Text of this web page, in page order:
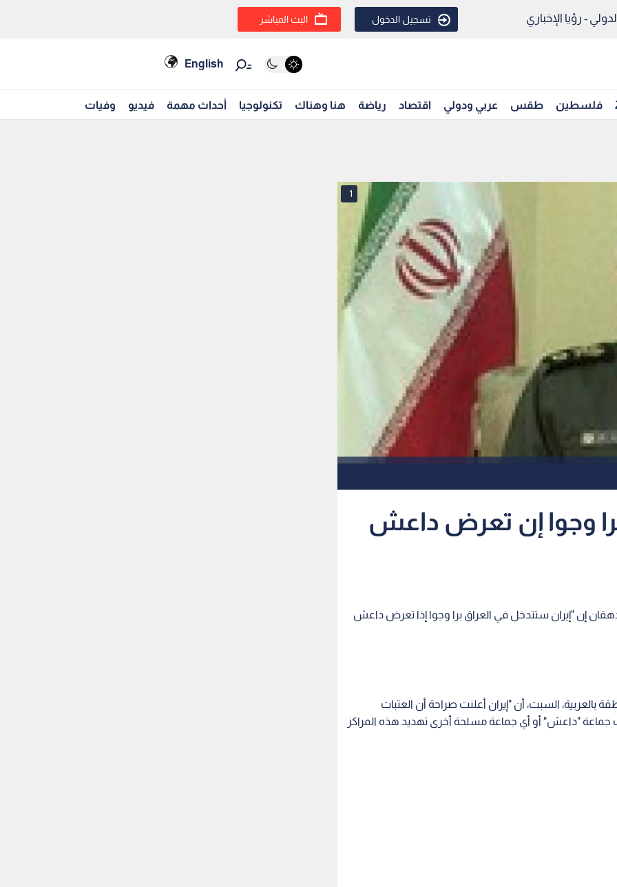
- رؤيا الإخباري تسجيل الدخول البث المباشر
English
فلسطين طقس عربي ودولي اقتصاد رياضة هنا وهناك تكنولوجيا أحداث مهمة فيديو وفيات
1
وجوا إن تعرض داعش
دهقان إن "إيران ستتدخل في العراق برا وجوا إذا تعرض داعش
بالعربية، السبت، أن "إيران أعلنت صراحة أن العتبات
جماعة "داعش" أو أي جماعة مسلحة أخرى تهديد هذه المراكز